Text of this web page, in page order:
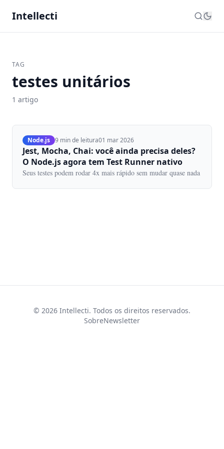
Intellecti
TAG
testes unitários
1 artigo
Node.js 9 min de leitura01 mar 2026
Jest, Mocha, Chai: você ainda precisa deles?
O Node.js agora tem Test Runner nativo
Seus testes podem rodar 4x mais rápido sem mudar quase nada
© 2026 Intellecti. Todos os direitos reservados.
SobreNewsletter